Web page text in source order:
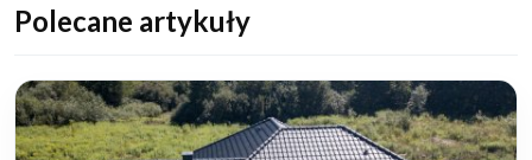
Polecane artykuły